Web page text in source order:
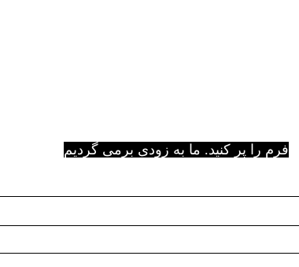
فرم را پر کنید. ما به زودی برمی گردیم